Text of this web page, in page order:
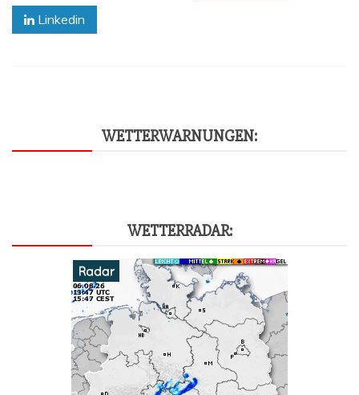
Linkedin
WET­TER­WAR­NUN­GEN:
WET­TER­RA­DAR: